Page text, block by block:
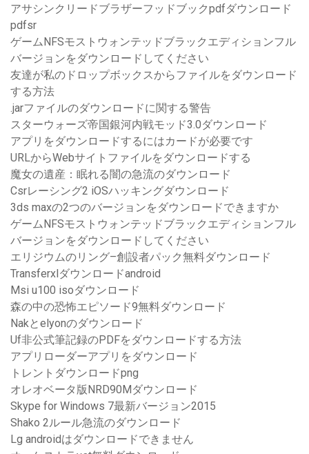
アサシンクリードブラザーフッドブックpdfダウンロード
pdfsr
ゲームNFSモストウォンテッドブラックエディションフル
バージョンをダウンロードしてください
友達が私のドロップボックスからファイルをダウンロード
する方法
.jarファイルのダウンロードに関する警告
スターウォーズ帝国銀河内戦モッド3.0ダウンロード
アプリをダウンロードするにはカードが必要です
URLからWebサイトファイルをダウンロードする
魔女の遺産：眠れる闇の急流のダウンロード
Csrレーシング2 iOSハッキングダウンロード
3ds maxの2つのバージョンをダウンロードできますか
ゲームNFSモストウォンテッドブラックエディションフル
バージョンをダウンロードしてください
エリジウムのリング–創設者パック無料ダウンロード
Transferxlダウンロードandroid
Msi u100 isoダウンロード
森の中の恐怖エピソード9無料ダウンロード
Nakとelyonのダウンロード
Uf非公式筆記録のPDFをダウンロードする方法
アプリローダーアプリをダウンロード
トレントダウンロードpng
オレオベータ版NRD90Mダウンロード
Skype for Windows 7最新バージョン2015
Shako 2ルール急流のダウンロード
Lg androidはダウンロードできません